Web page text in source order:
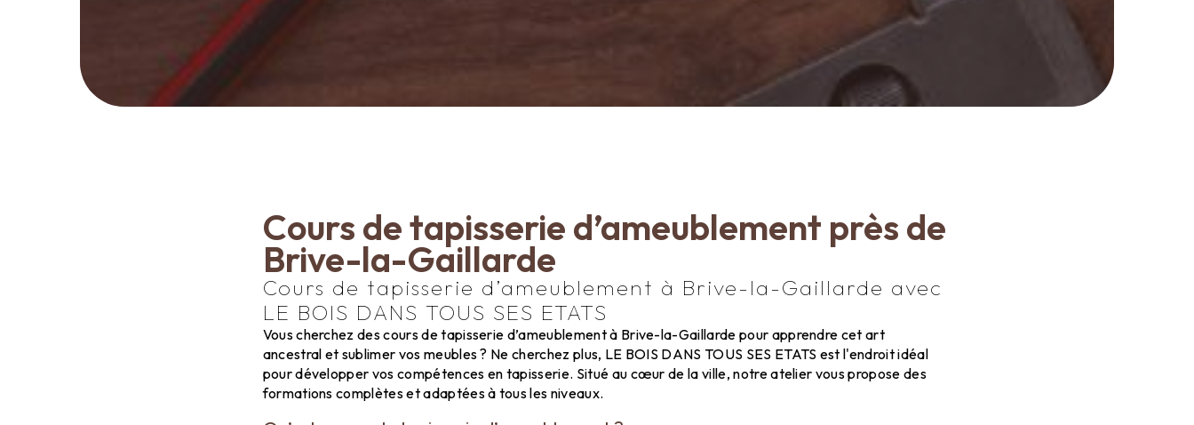
Cours de tapisserie d’ameublement près de
Brive-la-Gaillarde
Cours de tapisserie d’ameublement à Brive-la-Gaillarde avec
LE BOIS DANS TOUS SES ETATS
Vous cherchez des cours de tapisserie d’ameublement à Brive-la-Gaillarde pour apprendre cet art
ancestral et sublimer vos meubles ? Ne cherchez plus, LE BOIS DANS TOUS SES ETATS est l'endroit idéal
pour développer vos compétences en tapisserie. Situé au cœur de la ville, notre atelier vous propose des
formations complètes et adaptées à tous les niveaux.